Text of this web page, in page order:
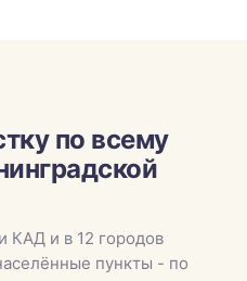
по всему
КАД и в 12 городов
пункты - по